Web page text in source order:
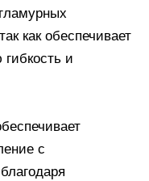
как обеспечивает
и
с